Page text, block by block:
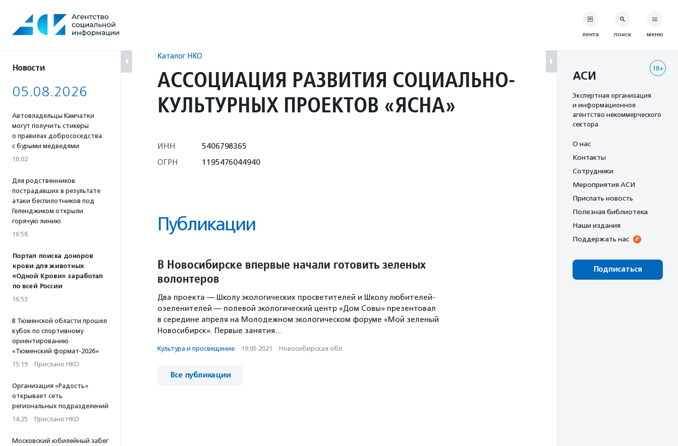
содержанию
Новости
05.08.2026
Автовладельцы Камчатки
могут получить стикеры
о правилах добрососедства
с бурыми медведями
18:02
Для родственников
пострадавших в результате
атаки беспилотников под
Геленджиком открыли
горячую линию
16:58
Портал поиска доноров
крови для животных
«Одной Крови» заработал
по всей России
16:53
В Тюменской области прошел
кубок по спортивному
ориентированию
«Тюменский формат-2026»
15:19 · Прислано НКО
Организация «Радость»
открывает сеть
региональных подразделений
14:25 · Прислано НКО
Московский юбилейный забег
Каталог НКО
АССОЦИАЦИЯ РАЗВИТИЯ СОЦИАЛЬНО-
КУЛЬТУРНЫХ ПРОЕКТОВ «ЯСНА»
ИНН
5406798365
ОГРН
1195476044940
Публикации
В Новосибирске впервые начали готовить зеленых
волонтеров
Два проекта — Школу экологических просветителей и Школу любителей-
озеленителей — полевой экологический центр «Дом Совы» презентовал
в середине апреля на Молодежном экологическом форуме «Мой зеленый
Новосибирск». Первые занятия…
Культура и просвещение · 19.05.2021 · Новосибирская обл.
Все публикации
лента поиск меню
18+
АСИ
Экспертная организация
и информационное
агентство некоммерческого
сектора
О нас
Контакты
Сотрудники
Мероприятия АСИ
Прислать новость
Полезная библиотека
Наши издания
Поддержать нас
Подписаться